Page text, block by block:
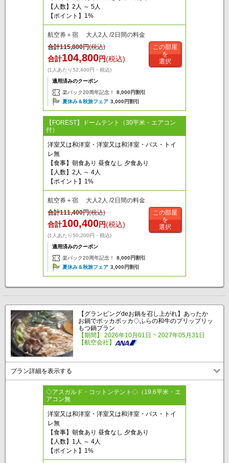
【人数】2人 ～ 5人
【ポイント】1%
航空券＋宿 大人2人 /2日間の料金
合計115,800円(税込)
合計104,800円(税込)
(1人あたり52,400円・税込)
適用済みのクーポン
楽パック20周年記念！
8,000円割引
夏休み＆秋旅フェア 3,000円割引
この部屋
を
選択
【FOREST】ドームテント（30平米・エアコン
付）
洋室又は和洋室・洋室又は和洋室・バス・トイ
レ無
【食事】朝食あり 昼食なし 夕食あり
【人数】2人 ～ 4人
【ポイント】1%
航空券＋宿 大人2人 /2日間の料金
合計111,400円(税込)
合計100,400円(税込)
(1人あたり50,200円・税込)
適用済みのクーポン
楽パック20周年記念！
8,000円割引
夏休み＆秋旅フェア 3,000円割引
この部屋
を
選択
【グランピングdeお鍋を召し上がれ】あったか
お鍋でポッカポッカ◇ふらの和牛のプリップリッ
もつ鍋プラン
【期間】 2026年10月01日 ~ 2027年05月31日
【航空会社】
プラン詳細を表示する
◇アスガルド・コットンテント◇（19.6平米・エ
アコン無
洋室又は和洋室・洋室又は和洋室・バス・トイ
レ無
【食事】朝食あり 昼食なし 夕食あり
【人数】1人 ～ 4人
【ポイント】1%